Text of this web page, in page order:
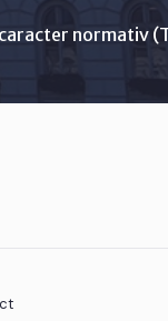
normativ